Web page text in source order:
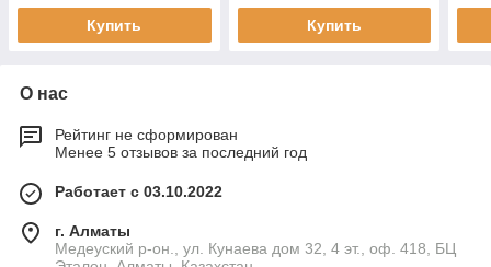
Купить Купить
О нас
Рейтинг не сформирован
Менее 5 отзывов за последний год
Работает с 03.10.2022
г. Алматы
Медеуский р-он., ул. Кунаева дом 32, 4 эт., оф. 418, БЦ